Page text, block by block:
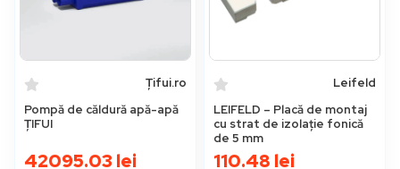
Țifui.ro
Pompă de căldură apă-apă
ȚIFUI
42095.03lei
Leifeld
LEIFELD – Placă de montaj
cu strat de izolație fonică
de 5 mm
110.48 lei